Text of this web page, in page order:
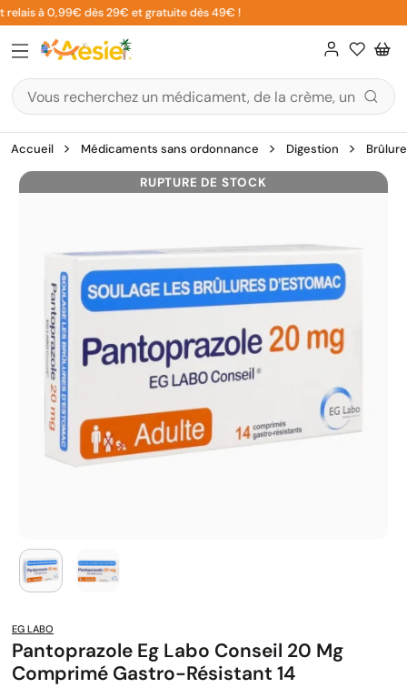
Aller
au
contenu
à 0,99€ dès 29€ et gratuite dès 49€ !
Accueil Médicaments sans ordonnance Digestion
RUPTURE DE STOCK
EG LABO
Pantoprazole Eg Labo Conseil 20 Mg
Comprimé Gastro-Résistant 14